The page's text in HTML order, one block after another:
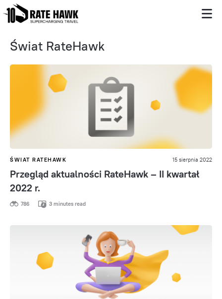
Świat RateHawk
ŚWIAT RATEHAWK 15 sierpnia 2022
Przegląd aktualności RateHawk – II kwartał
2022 r.
786 3 minutes read